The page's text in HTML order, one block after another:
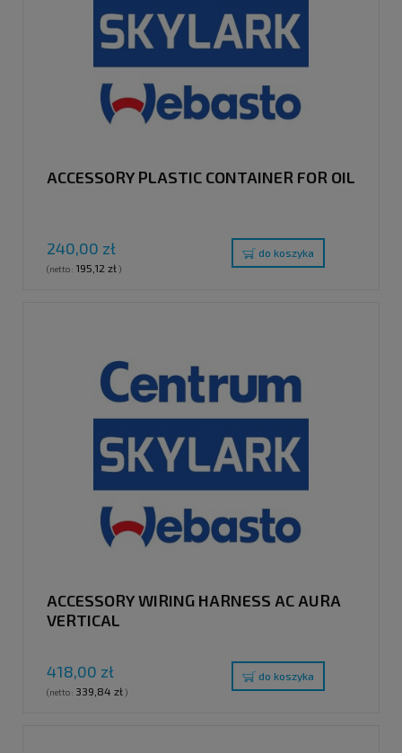
ACCESSORY PLASTIC CONTAINER FOR OIL
240,00 zł
(netto: 195,12 zł)
do koszyka
ACCESSORY WIRING HARNESS AC AURA
VERTICAL
418,00 zł
(netto: 339,84 zł)
do koszyka